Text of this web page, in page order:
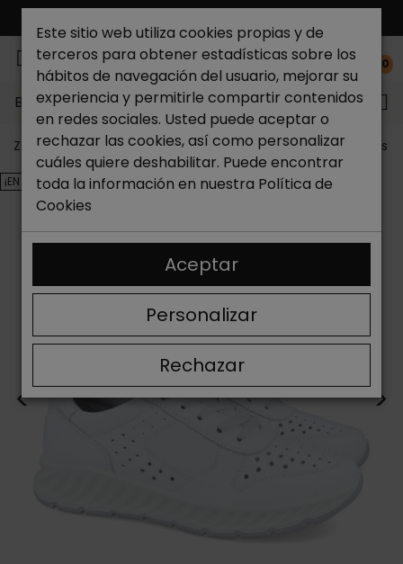
0
Buscar...
Zapateria Catchalot Outlet zapatos Outlet zapatos
¡EN OFERTA!
< >
Este sitio web utiliza cookies propias y de
terceros para obtener estadísticas sobre los
hábitos de navegación del usuario, mejorar su
experiencia y permitirle compartir contenidos
en redes sociales. Usted puede aceptar o
rechazar las cookies, así como personalizar
cuáles quiere deshabilitar. Puede encontrar
toda la información en nuestra Política de
Cookies
Rechazar
Personalizar
Aceptar